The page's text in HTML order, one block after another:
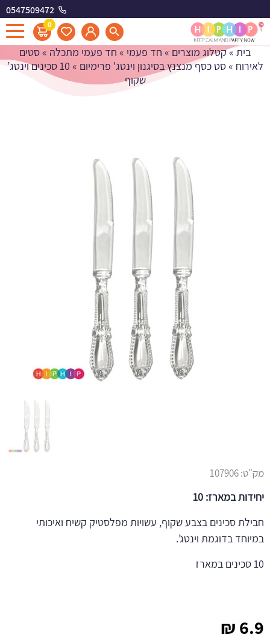
0547509472
0 10 סכינים וינטג' שקוף
בית»קטלוג מוצרים » חד פעמי » חד פעמי מתכלה »סטים
לאירוח »סט כסף מנצנץ בסיגנון וינטג' פרימיום »
10 סכינים וינטג’
שקוף
6.9
₪
מק"ט:107906
יחידות במארז: 10
חבילת סכינים בצבע שקוף, עשויות מפלסטיק קשיח ואיכותי
במיוחד בדוגמת וינטג’.
10 סכינים במארז